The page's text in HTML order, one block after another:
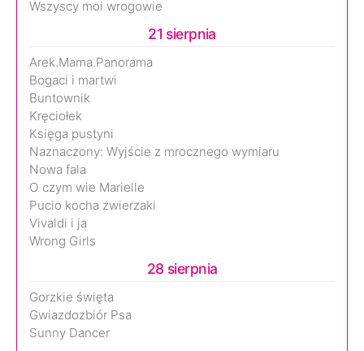
Wszyscy moi wrogowie
21 sierpnia
Arek.Mama.Panorama
Bogaci i martwi
Buntownik
Kręciołek
Księga pustyni
Naznaczony: Wyjście z mrocznego wymiaru
Nowa fala
O czym wie Marielle
Pucio kocha zwierzaki
Vivaldi i ja
Wrong Girls
28 sierpnia
Gorzkie święta
Gwiazdozbiór Psa
Sunny Dancer